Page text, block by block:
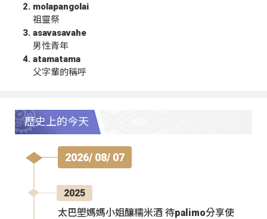
molapangolai
祖靈祭
asavasavahe
男性青年
atamatama
父字輩的稱呼
歷史上的今天
2026/ 08/ 07
2025
太巴塱媽媽小姐釀糯米酒 待palimo分享使